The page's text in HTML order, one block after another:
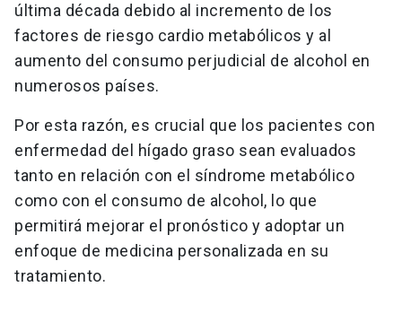
última década debido al incremento de los
factores de riesgo cardio metabólicos y al
aumento del consumo perjudicial de alcohol en
numerosos países.
Por esta razón, es crucial que los pacientes con
enfermedad del hígado graso sean evaluados
tanto en relación con el síndrome metabólico
como con el consumo de alcohol, lo que
permitirá mejorar el pronóstico y adoptar un
enfoque de medicina personalizada en su
tratamiento.